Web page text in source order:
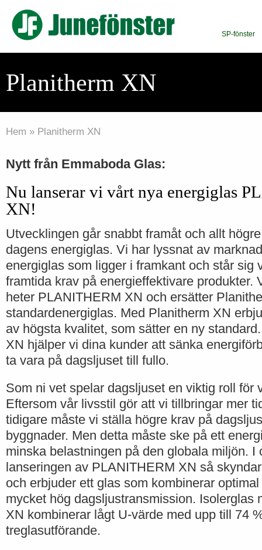
SP-fönster
Planitherm XN
Hem » Planitherm XN
Nytt från Emmaboda Glas:
Nu lanserar vi vårt nya energiglas
XN!
Utvecklingen går snabbt framåt och allt
dagens energiglas. Vi har lyssnat av
energiglas som ligger i framkant och står sig
framtida krav på energieffektivare produkter.
heter PLANITHERM XN och ersätter
standardenergiglas. Med Planitherm XN
av högsta kvalitet, som sätter en ny
XN hjälper vi dina kunder att sänka
ta vara på dagsljuset till fullo.
Som ni vet spelar dagsljuset en viktig roll för
Eftersom vår livsstil gör att vi tillbringar mer
tidigare måste vi ställa högre krav på
byggnader. Men detta måste ske på ett
minska belastningen på den globala miljön. I
lanseringen av PLANITHERM XN så
och erbjuder ett glas som kombinerar
mycket hög dagsljustransmission. Isolerglas
XN kombinerar lågt U-värde med upp till 74
treglasutförande.